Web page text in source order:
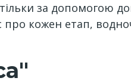
за допомогою
про кожен етап,